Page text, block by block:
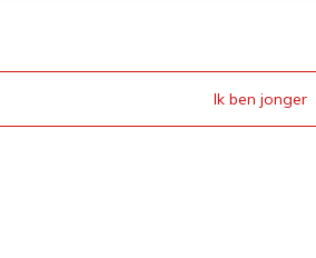
Ik ben jonger